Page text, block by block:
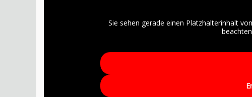
Sie sehen gerade einen Platzhalterinhalt von